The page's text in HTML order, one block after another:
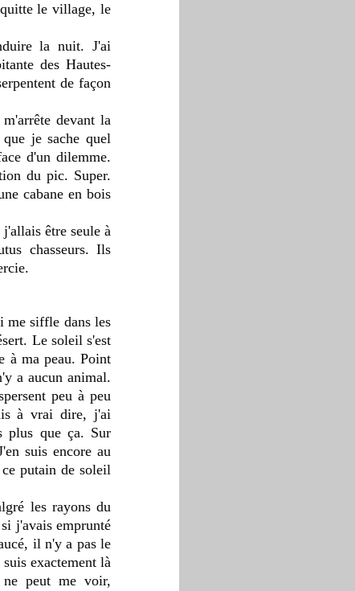
le village, le
la nuit. J'ai
des Hautes-
de façon
devant la
je sache quel
d'un dilemme.
du pic. Super.
cabane en bois
être seule à
chasseurs. Ils
Le soleil s'est
à ma peau. Point
a aucun animal.
peu à peu
à vrai dire, j'ai
plus que ça. Sur
suis encore au
putain de soleil
les rayons du
j'avais emprunté
il n'y a pas le
exactement là
peut me voir,